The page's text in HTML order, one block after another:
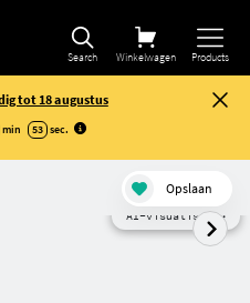
Search Winkelwagen Products
tot 18 augustus
min 52 sec.
Opslaan
AI-visualisatie